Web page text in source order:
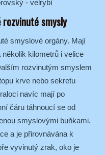
- velrybí
smysly
smyslové orgány. Mají
kilometrů i velice
rozvinutým smyslem
krve nebo sekretu
navíc mají po
čáru táhnoucí se od
smyslovými buňkami.
a je přirovnávána k
vyvinutý zrak, oko je